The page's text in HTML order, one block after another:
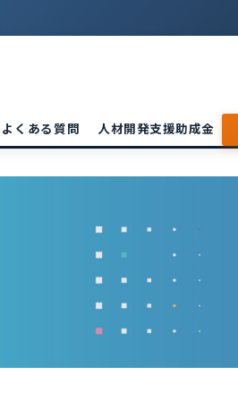
よくある質問 人材開発支援助成金